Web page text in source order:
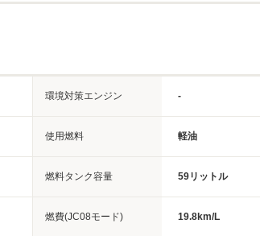
環境対策エンジン -
使用燃料 軽油
燃料タンク容量 59リットル
燃費(JC08モード) 19.8km/L